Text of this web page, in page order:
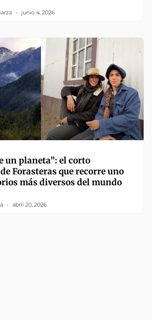
junio 4, 2026
un planeta”: el corto
Forasteras que recorre uno
más diversos del mundo
abril 20, 2026